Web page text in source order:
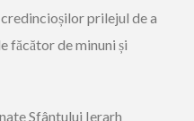
prilejul de a
făcător de minuni și
Sfântului Ierarh